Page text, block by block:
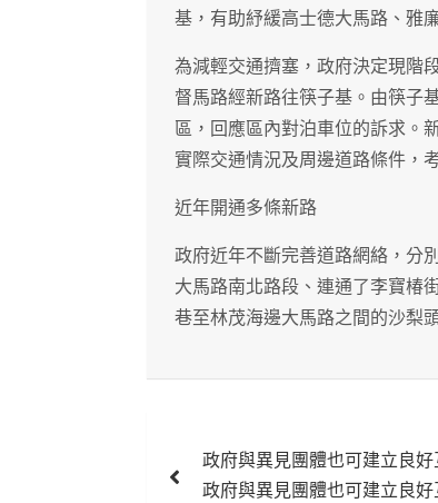
基，有助紓緩高士德大馬路、雅
為減輕交通擠塞，政府決定現階
督馬路經新路往筷子基。由筷子
區，回應區內對泊車位的訴求。
實際交通情況及周邊道路條件，
近年開通多條新路
政府近年不斷完善道路網絡，分
大馬路南北路段、連通了李寶椿
巷至林茂海邊大馬路之間的沙梨
章
政府與異見團體也可建立良好
政府與異見團體也可建立良好